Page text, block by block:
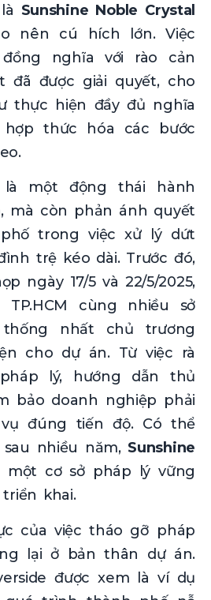
Sunshine Noble Crystal
nên cú hích lớn. Việc
nghĩa với rào cản
đã được giải quyết, cho
thực hiện đầy đủ nghĩa
thức hóa các bước
một động thái hành
mà còn phản ánh quyết
trong việc xử lý dứt
trệ kéo dài. Trước đó,
ngày 17/5 và 22/5/2025,
TP.HCM cùng nhiều sở
nhất chủ trương
cho dự án. Từ việc rà
lý, hướng dẫn thủ
bảo doanh nghiệp phải
đúng tiến độ. Có thể
nhiều năm, Sunshine
một cơ sở pháp lý vững
khai.
của việc tháo gỡ pháp
lại ở bản thân dự án.
được xem là ví dụ